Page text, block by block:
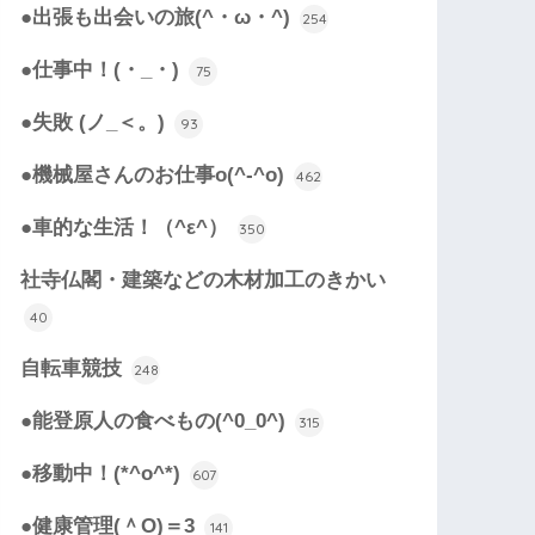
●出張も出会いの旅(^・ω・^) 254
●仕事中！(・_・) 75
●失敗 (ノ_＜。) 93
●機械屋さんのお仕事o(^-^o) 462
●車的な生活！（^ε^） 350
社寺仏閣・建築などの木材加工のきかい
40
自転車競技 248
●能登原人の食べもの(^0_0^) 315
●移動中！(*^o^*) 607
●健康管理(＾O)＝3 141